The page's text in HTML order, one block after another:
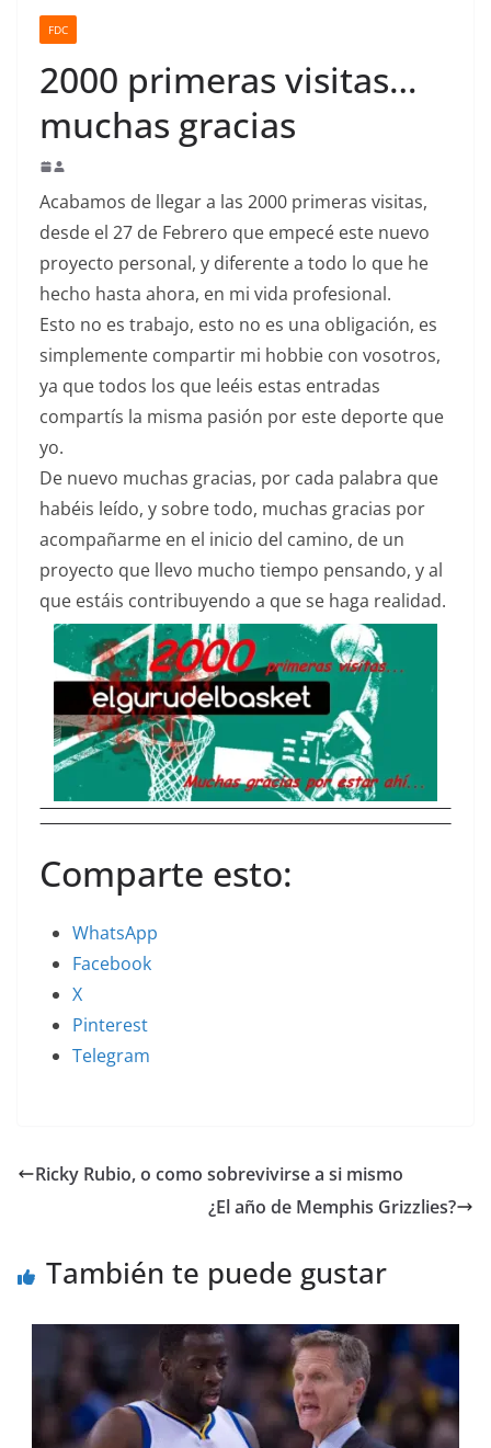
FDC
2000 primeras visitas…
muchas gracias
Acabamos de llegar a las 2000 primeras visitas,
desde el 27 de Febrero que empecé este nuevo
proyecto personal, y diferente a todo lo que he
hecho hasta ahora, en mi vida profesional.
Esto no es trabajo, esto no es una obligación, es
simplemente compartir mi hobbie con vosotros,
ya que todos los que leéis estas entradas
compartís la misma pasión por este deporte que
yo.
De nuevo muchas gracias, por cada palabra que
habéis leído, y sobre todo, muchas gracias por
acompañarme en el inicio del camino, de un
proyecto que llevo mucho tiempo pensando, y al
que estáis contribuyendo a que se haga realidad.
Comparte esto:
WhatsApp
Facebook
X
Pinterest
Telegram
Ricky Rubio, o como sobrevivirse a si mismo
¿El año de Memphis Grizzlies?
También te puede gustar